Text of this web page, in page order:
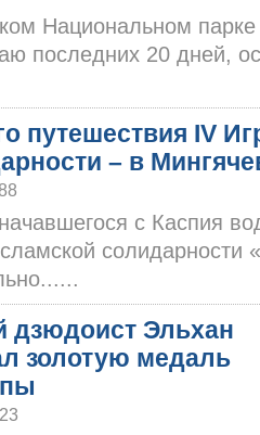
Национальном парке
последних 20 дней,
путешествия IV
– в
с Каспия
солидарности
дзюдоист Эльхан
золотую медаль